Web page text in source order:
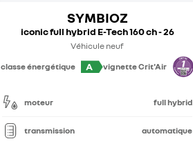
SYMBIOZ
iconic full hybrid E-Tech 160 ch - 26
Véhicule neuf
classe énergétique
A vignette Crit'Air
moteur full hybrid
transmission automatique